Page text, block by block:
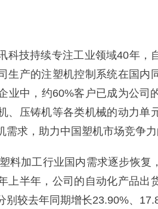
科技持续专注工业领域40年，
生产的注塑机控制系统在国内
业中，约60%客户已成为公司
、压铸机等各类机械的动力单
需求，助力中国塑机市场竞争力
料加工行业国内需求逐步恢
上半年，公司的自动化产品
别较去年同期增长23.90%、